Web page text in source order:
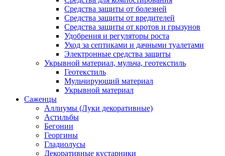
Средства защиты от болезней
Средства защиты от вредителей
Средства защиты от кротов и грызунов
Удобрения и регуляторы роста
Уход за септиками и дачными туалетами
Электронные средства защиты
Укрывной материал, мульча, геотекстиль
Геотекстиль
Мульчирующий материал
Укрывной материал
Саженцы
Аллиумы (Луки декоративные)
Астильбы
Бегонии
Георгины
Гладиолусы
Декоративные кустарники